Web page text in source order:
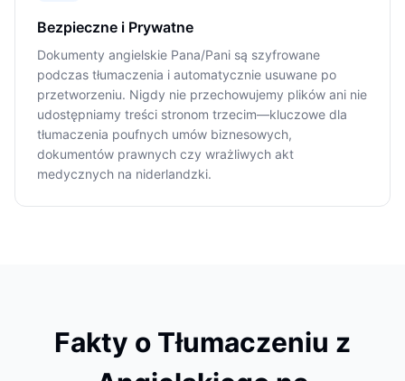
Bezpieczne i Prywatne
Dokumenty angielskie Pana/Pani są szyfrowane
podczas tłumaczenia i automatycznie usuwane po
przetworzeniu. Nigdy nie przechowujemy plików ani nie
udostępniamy treści stronom trzecim—kluczowe dla
tłumaczenia poufnych umów biznesowych,
dokumentów prawnych czy wrażliwych akt
medycznych na niderlandzki.
Fakty o Tłumaczeniu z